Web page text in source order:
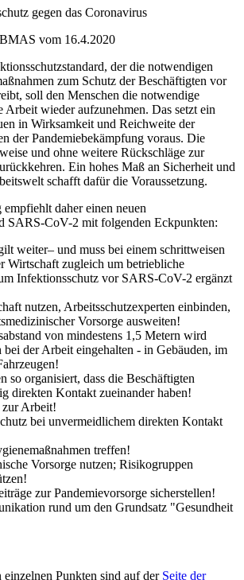
gegen das Coronavirus
vom 16.4.2020
der die notwendigen
zum Schutz der Beschäftigten vor
soll den Menschen die notwendige
Arbeit wieder aufzunehmen. Das setzt ein
in Wirksamkeit und Reichweite der
der Pandemiebekämpfung voraus. Die
und ohne weitere Rückschläge zur
Ein hohes Maß an Sicherheit und
schafft dafür die Voraussetzung.
daher einen neuen
SARS-CoV-2 mit folgenden Eckpunkten:
weiter– und muss bei einem schrittweisen
Wirtschaft zugleich um betriebliche
Infektionsschutz vor SARS-CoV-2 ergänzt
nutzen, Arbeitsschutzexperten einbinden,
Vorsorge ausweiten!
von mindestens 1,5 Metern wird
bei der Arbeit eingehalten - in Gebäuden, im
so organisiert, dass die Beschäftigten
direkten Kontakt zueinander haben!
Arbeit!
bei unvermeidlichem direkten Kontakt
treffen!
Vorsorge nutzen; Risikogruppen
zur Pandemievorsorge sicherstellen!
rund um den Grundsatz "Gesundheit
einzelnen Punkten sind auf der Seite der